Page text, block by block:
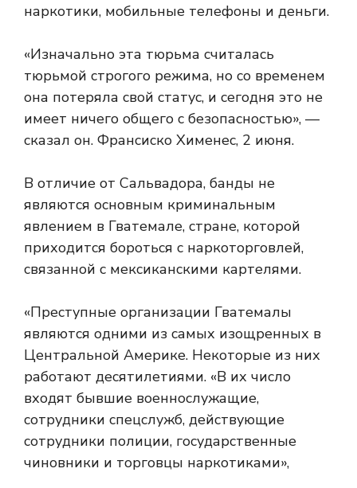
наркотики, мобильные телефоны и деньги.
«Изначально эта тюрьма считалась
тюрьмой строгого режима, но со временем
она потеряла свой статус, и сегодня это не
имеет ничего общего с безопасностью», —
сказал он. Франсиско Хименес, 2 июня.
В отличие от Сальвадора, банды не
являются основным криминальным
явлением в Гватемале, стране, которой
приходится бороться с наркоторговлей,
связанной с мексиканскими картелями.
«Преступные организации Гватемалы
являются одними из самых изощренных в
Центральной Америке. Некоторые из них
работают десятилетиями. «В их число
входят бывшие военнослужащие,
сотрудники спецслужб, действующие
сотрудники полиции, государственные
чиновники и торговцы наркотиками»,